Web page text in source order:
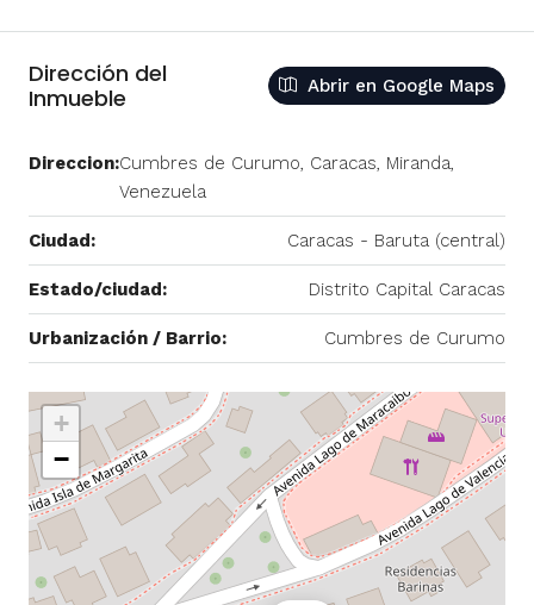
Dirección del
Inmueble
Abrir en Google Maps
Direccion:Cumbres de Curumo, Caracas, Miranda,
Venezuela
Ciudad: Caracas - Baruta (central)
Estado/ciudad: Distrito Capital Caracas
Urbanización / Barrio: Cumbres de Curumo
+
−